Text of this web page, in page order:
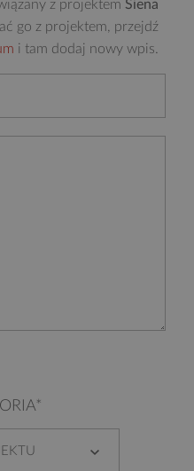
z projektem Siena
go z projektem, przejdź
i tam dodaj nowy wpis.